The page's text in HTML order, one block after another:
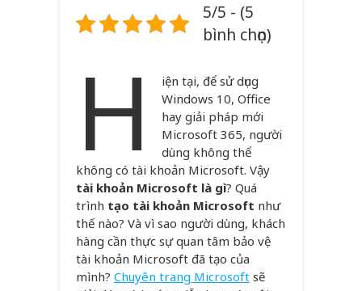
5/5 - (5
bình chọn)
H
iện tại, để sử dụng
Windows 10, Office
hay giải pháp mới
Microsoft 365, người
dùng không thể
không có tài khoản Microsoft. Vậy
tài khoản Microsoft là gì? Quá
trình tạo tài khoản Microsoft như
thế nào? Và vì sao người dùng, khách
hàng cần thực sự quan tâm bảo vệ
tài khoản Microsoft đã tạo của
mình? Chuyên trang Microsoft sẽ